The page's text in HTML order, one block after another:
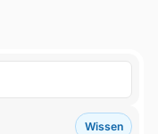
Wissen